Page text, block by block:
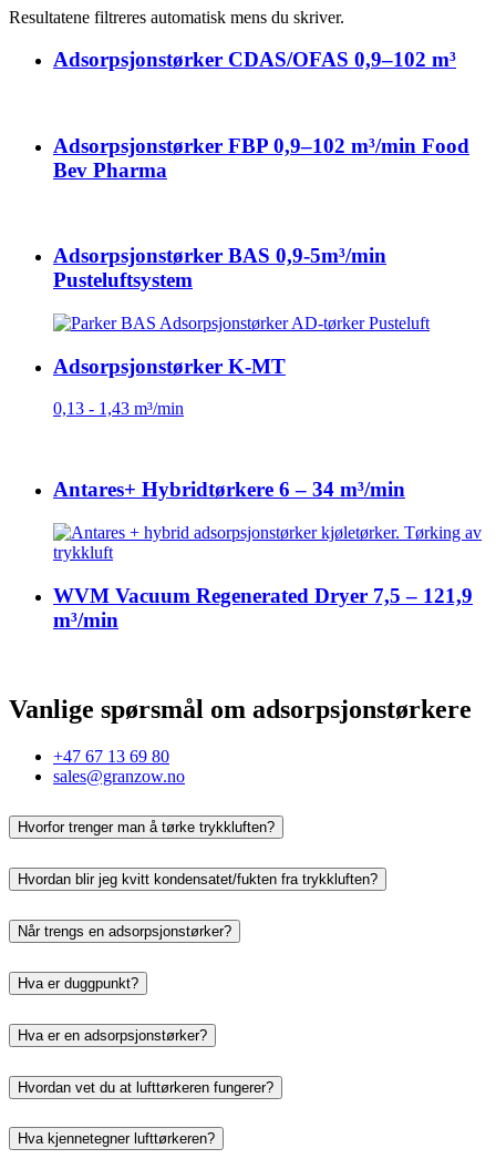
Resultatene filtreres automatisk mens du skriver.
Adsorpsjonstørker CDAS/OFAS 0,9–102 m³
Adsorpsjonstørker FBP 0,9–102 m³/min Food
Bev Pharma
Adsorpsjonstørker BAS 0,9-5m³/min
Pusteluftsystem
Adsorpsjonstørker K-MT
0,13 - 1,43 m³/min
Antares+ Hybridtørkere 6 – 34 m³/min
WVM Vacuum Regenerated Dryer 7,5 – 121,9
m³/min
Vanlige spørsmål om adsorpsjonstørkere
+47 67 13 69 80
sales@granzow.no
Hvorfor trenger man å tørke trykkluften?
Hvordan blir jeg kvitt kondensatet/fukten fra trykkluften?
Når trengs en adsorpsjonstørker?
Hva er duggpunkt?
Hva er en adsorpsjonstørker?
Hvordan vet du at lufttørkeren fungerer?
Hva kjennetegner lufttørkeren?